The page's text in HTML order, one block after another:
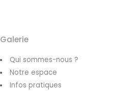
Galerie
Qui sommes-nous ?
Notre espace
Infos pratiques